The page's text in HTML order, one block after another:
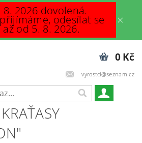
8. 2026 dovolená.
odesílat se
od 5. 8. 2026.
vyrostci@seznam.cz
0 Kč